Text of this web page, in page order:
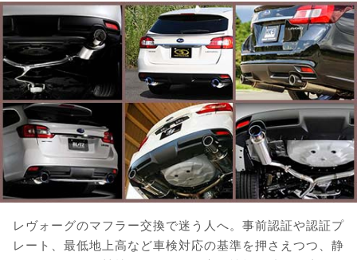
レヴォーグのマフラー交換で迷う人へ。事前認証や認証プ
レート、最低地上高など車検対応の基準を押さえつつ、静